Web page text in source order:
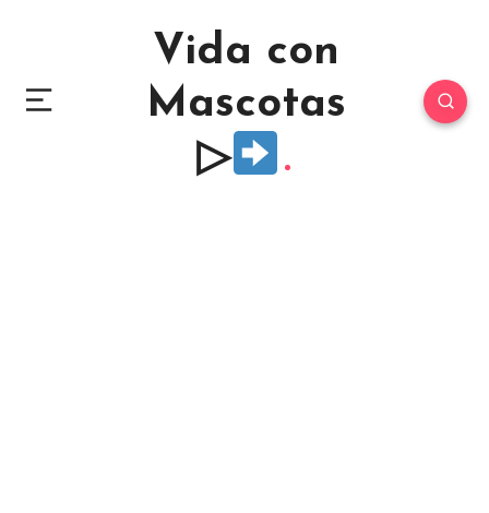
Vida con
Mascotas
▷